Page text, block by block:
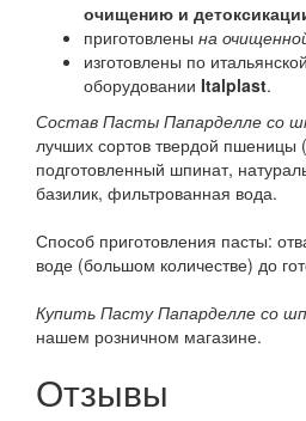
очищению и
приготовлены на
изготовлены по
оборудовании Italplast.
Состав Пасты Папарделле со
лучших сортов твердой пшеницы
подготовленный шпинат,
базилик, фильтрованная вода.
Способ приготовления пасты:
воде (большом количестве) до
Купить Пасту Папарделле со
нашем розничном магазине.
Отзывы